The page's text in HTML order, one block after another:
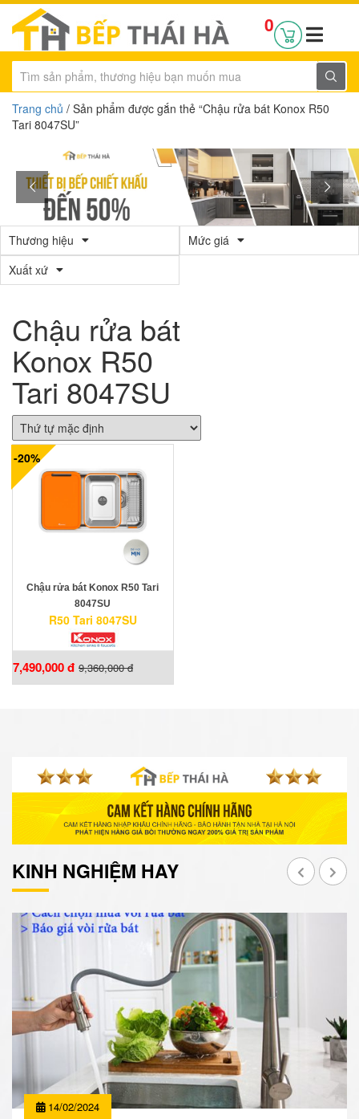
0
Trang chủ / Sản phẩm được gắn thẻ “Chậu rửa bát Konox R50
Tari 8047SU”
Thương hiệu
Mức giá
Xuất xứ
Chậu rửa bát
Konox R50
Tari 8047SU
-20%
Chậu rửa bát Konox R50 Tari
8047SU
R50 Tari 8047SU
7,490,000 đ 9,360,000 đ
KINH NGHIỆM HAY
14/02/2024